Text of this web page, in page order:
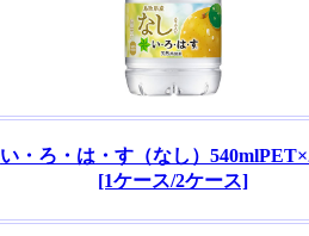
い・ろ・は・す（なし）
[1ケース/2ケース]